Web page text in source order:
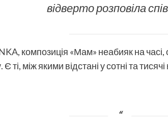
відверто розповіла
, композиція «Мам» неабияк на часі,
ті, між якими відстані у сотні та